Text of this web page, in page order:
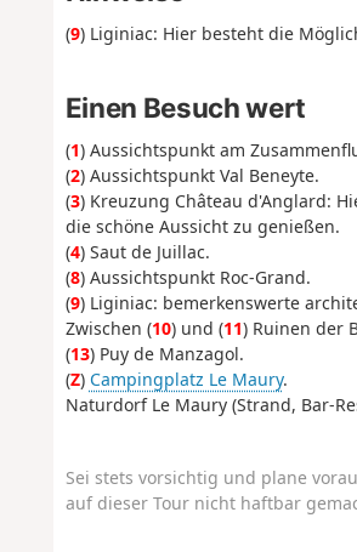
(9) Liginiac: Hier besteht die
Einen Besuch wert
(1) Aussichtspunkt am
(2) Aussichtspunkt Val Beneyte.
(3) Kreuzung Château d'Anglard:
die schöne Aussicht zu genießen.
(4) Saut de Juillac.
(8) Aussichtspunkt Roc-Grand.
(9) Liginiac: bemerkenswerte
Zwischen (10) und (11) Ruinen der
(13) Puy de Manzagol.
(Z) Campingplatz Le Maury.
Naturdorf Le Maury (Strand, Bar-
Sei stets vorsichtig und plane
auf dieser Tour nicht haftbar